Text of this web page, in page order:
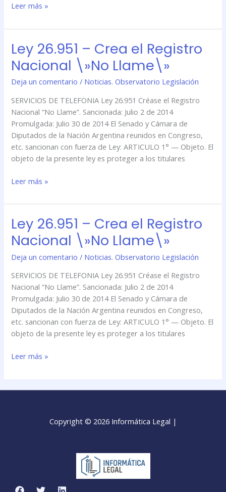
Leer más »
Ley 26.951 – Crea el Registro
Nacional \»No Llame\»
Deja un comentario / Noticias. Observatorio Legislación
SERVICIOS DE TELEFONIA Ley 26.951 Créase el Registro
Nacional “No Llame”. Sancionada: Julio 2 de 2014
Promulgada: Julio 30 de 2014 El Senado y Cámara de
Diputados de la Nación Argentina reunidos en Congreso,
etc. sancionan con fuerza de Ley: ARTICULO 1° — Objeto. El
objeto de la presente ley es proteger a los titulares
Ley
26.951
–
Crea
Registro
Nacional
\»No
Llame\»
Leer más »
Ley 26.951 – Crea el Registro
Nacional \»No Llame\»
Deja un comentario / Noticias. Observatorio Legislación
SERVICIOS DE TELEFONIA Ley 26.951 Créase el Registro
Nacional “No Llame”. Sancionada: Julio 2 de 2014
Promulgada: Julio 30 de 2014 El Senado y Cámara de
Diputados de la Nación Argentina reunidos en Congreso,
etc. sancionan con fuerza de Ley: ARTICULO 1° — Objeto. El
objeto de la presente ley es proteger a los titulares
Ley
26.951
–
Crea
Registro
Nacional
\»No
Llame\»
Leer más »
Copyright © 2026 Informática Legal |